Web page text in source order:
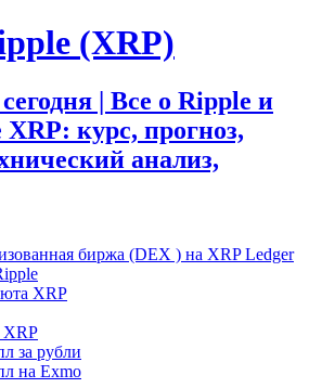
(XRP)
| Все о Ripple и
курс, прогноз,
анализ,
биржа (DEX ) на XRP Ledger
XRP
XRP
за рубли
на Exmo